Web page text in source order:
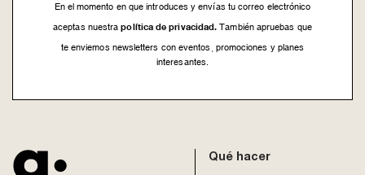
En el momento en que introduces y envías tu correo electrónico
aceptas nuestra política de privacidad. También apruebas que
te enviemos newsletters con eventos, promociones y planes
interesantes.
left
Qué hacer